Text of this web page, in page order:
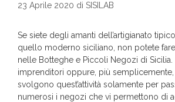
23 Aprile 2020 di SISILAB
Se siete degli amanti dell’artigianato
quello moderno siciliano, non potete
nelle Botteghe e Piccoli Negozi di
imprenditori oppure, più
svolgono quest’attività solamente per
numerosi i negozi che vi permettono di